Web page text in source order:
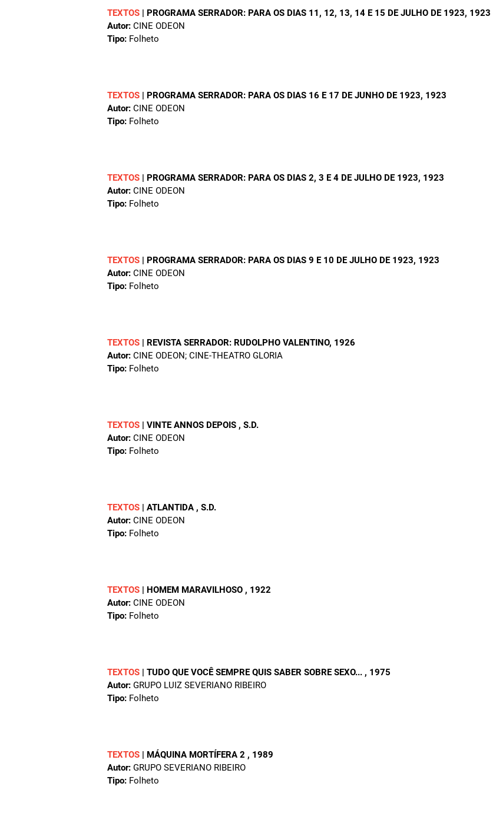
TEXTOS | PROGRAMA SERRADOR: PARA OS DIAS 11, 12, 13, 14 E 15 DE JULHO DE 1923, 1923
Autor: CINE ODEON
Tipo: Folheto
TEXTOS | PROGRAMA SERRADOR: PARA OS DIAS 16 E 17 DE JUNHO DE 1923, 1923
Autor: CINE ODEON
Tipo: Folheto
TEXTOS | PROGRAMA SERRADOR: PARA OS DIAS 2, 3 E 4 DE JULHO DE 1923, 1923
Autor: CINE ODEON
Tipo: Folheto
TEXTOS | PROGRAMA SERRADOR: PARA OS DIAS 9 E 10 DE JULHO DE 1923, 1923
Autor: CINE ODEON
Tipo: Folheto
TEXTOS | REVISTA SERRADOR: RUDOLPHO VALENTINO, 1926
Autor: CINE ODEON; CINE-THEATRO GLORIA
Tipo: Folheto
TEXTOS | VINTE ANNOS DEPOIS , S.D.
Autor: CINE ODEON
Tipo: Folheto
TEXTOS | ATLANTIDA , S.D.
Autor: CINE ODEON
Tipo: Folheto
TEXTOS | HOMEM MARAVILHOSO , 1922
Autor: CINE ODEON
Tipo: Folheto
TEXTOS | TUDO QUE VOCÊ SEMPRE QUIS SABER SOBRE SEXO... , 1975
Autor: GRUPO LUIZ SEVERIANO RIBEIRO
Tipo: Folheto
TEXTOS | MÁQUINA MORTÍFERA 2 , 1989
Autor: GRUPO SEVERIANO RIBEIRO
Tipo: Folheto